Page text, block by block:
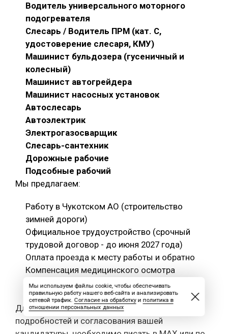
Водитель универсального моторного
подогревателя
Слесарь / Водитель ПРМ (кат. С,
удостоверение слесаря, КМУ)
Машинист бульдозера (гусеничный и
колесный)
Машинист автогрейдера
Машинист насосных установок
Автослесарь
Автоэлектрик
Электрогазосварщик
Слесарь-сантехник
Дорожные рабочие
Подсобные рабочий
Мы предлагаем:
Работу в Чукотском АО (строительство
зимней дороги)
Официальное трудоустройство (срочный
трудовой договор - до июня 2027 года)
Оплата проезда к месту работы и обратно
Компенсация медицинского осмотра
Проживание, питание и спецодежда
предоставляются
Для записи на собеседование, уточнения
подробностей и согласования вашей
Мы используем файлы cookie, чтобы обеспечивать
правильную работу нашего веб-сайта и анализировать
сетевой трафик. Согласие на обработкуи политика в
отношении персональных данных